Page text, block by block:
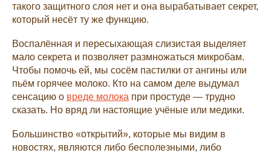
такого защитного слоя нет и она вырабатывает секрет,
который несёт ту же функцию.
Воспалённая и пересыхающая слизистая выделяет
мало секрета и позволяет размножаться микробам.
Чтобы помочь ей, мы сосём пастилки от ангины или
пьём горячее молоко. Кто на самом деле выдумал
сенсацию о вреде молока при простуде — трудно
сказать. Но вряд ли настоящие учёные или медики.
Большинство «открытий», которые мы видим в
новостях, являются либо бесполезными, либо